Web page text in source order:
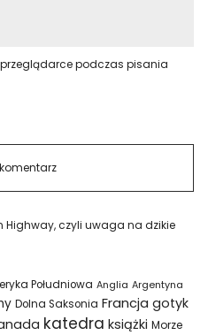
podczas pisania
Highway, czyli uwaga na dzikie
Południowa Anglia Argentyna
Dolna Saksonia Francja gotyk
katedra książki Morze